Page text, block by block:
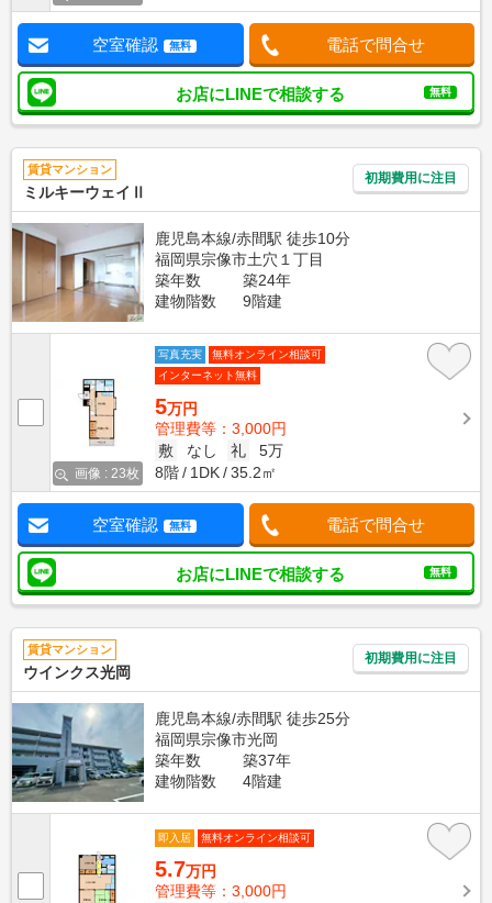
空室確認 無料 電話で問合せ
お店にLINEで相談する 無料
賃貸マンション
ミルキーウェイⅡ
初期費用に注目
鹿児島本線/赤間駅 徒歩10分
福岡県宗像市土穴１丁目
築年数
築24年
建物階数
9階建
画像 : 23枚
写真充実
無料オンライン相談可
インターネット無料
5万円
管理費等：3,000円
敷
なし 礼
5万
8階
1DK 35.2㎡
空室確認 無料 電話で問合せ
お店にLINEで相談する 無料
賃貸マンション
ウインクス光岡
初期費用に注目
鹿児島本線/赤間駅 徒歩25分
福岡県宗像市光岡
築年数
築37年
建物階数
4階建
即入居 無料オンライン相談可
5.7万円
管理費等：3,000円